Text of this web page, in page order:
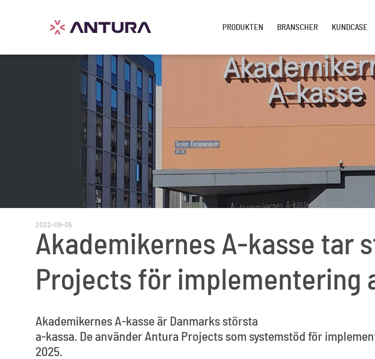
PRODUKTEN BRANSCHER KUNDCASE
2022-09-05
Akademikernes A-kasse tar
Projects för implementering
Akademikernes A-kasse är Danmarks största
a-kassa. De använder Antura Projects som systemstöd för
2025.